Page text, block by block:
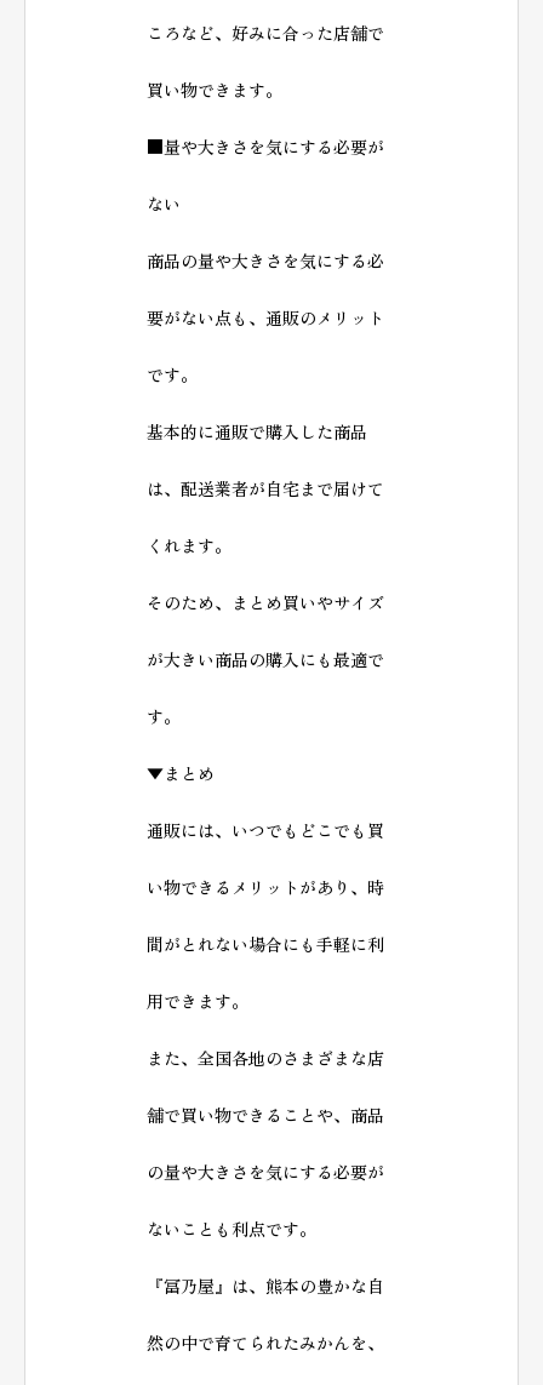
ころなど、好みに合った店舗で
買い物できます。
■量や大きさを気にする必要が
ない
商品の量や大きさを気にする必
要がない点も、通販のメリット
です。
基本的に通販で購入した商品
は、配送業者が自宅まで届けて
くれます。
そのため、まとめ買いやサイズ
が大きい商品の購入にも最適で
す。
▼まとめ
通販には、いつでもどこでも買
い物できるメリットがあり、時
間がとれない場合にも手軽に利
用できます。
また、全国各地のさまざまな店
舗で買い物できることや、商品
の量や大きさを気にする必要が
ないことも利点です。
『冨乃屋』は、熊本の豊かな自
然の中で育てられたみかんを、